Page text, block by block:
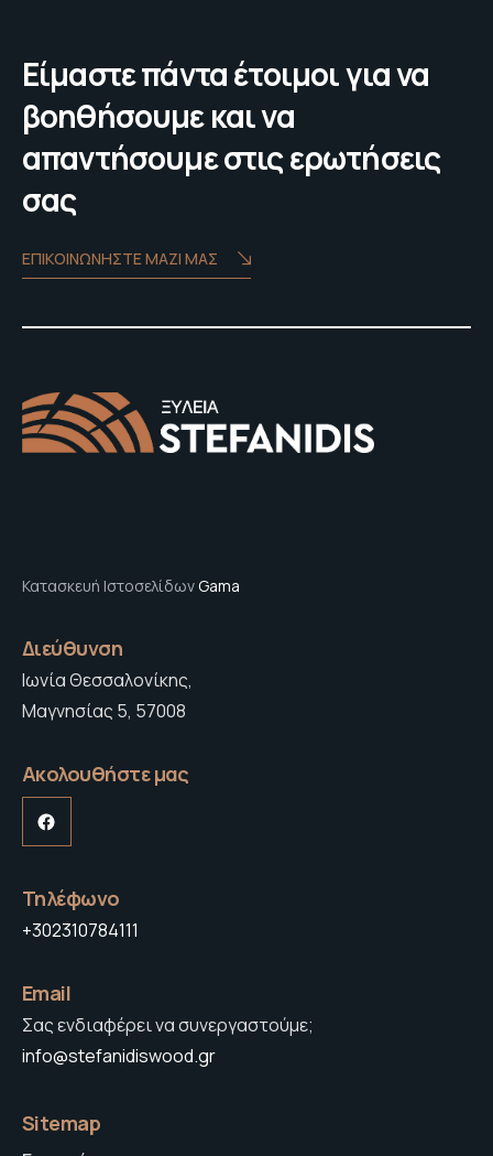
Είμαστε πάντα έτοιμοι για να
βοηθήσουμε και να
απαντήσουμε στις ερωτήσεις
σας
ΕΠΙΚΟΙΝΩΝΗΣΤΕ ΜΑΖΙ ΜΑΣ
Κατασκευή ΙστοσελίδωνGama
Διεύθυνση
Ιωνία Θεσσαλονίκης,
Μαγνησίας 5, 57008
Ακολουθήστε μας
Facebook
Τηλέφωνο
+302310784111
Email
Σας ενδιαφέρει να συνεργαστούμε;
info@stefanidiswood.gr
Sitemap